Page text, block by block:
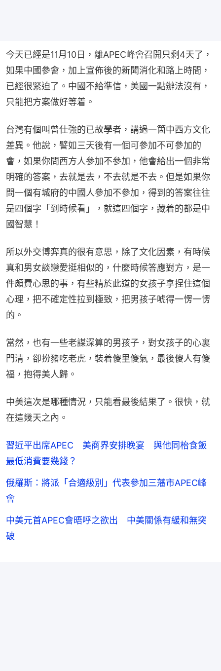
今天已經是11月10日，離APEC峰會召開只剩4天了，
如果中國參會，加上宣佈後的新聞消化和路上時間，
已經很緊迫了。中國不給準信，美國一點辦法沒有，
只能把方案做好等着。
台灣有個叫曾仕強的已故學者，講過一箇中西方文化
差異。他說，譬如三天後有一個可參加不可參加的
會，如果你問西方人參加不參加，他會給出一個非常
明確的答案，去就是去，不去就是不去。但是如果你
問一個有城府的中國人參加不參加，得到的答案往往
是四個字「到時候看」，就這四個字，藏着的都是中
國智慧！
所以外交博弈真的很有意思，除了文化因素，有時候
真和男女談戀愛挺相似的，什麼時候答應對方，是一
件頗費心思的事，有些精於此道的女孩子拿捏住這個
心理，把不確定性拉到極致，把男孩子唬得一愣一愣
的。
當然，也有一些老謀深算的男孩子，對女孩子的心裏
門清，卻扮豬吃老虎，裝着傻里傻氣，最後傻人有傻
福，抱得美人歸。
中美這次是哪種情況，只能看最後結果了。很快，就
在這幾天之內。
習近平出席APEC 美商界安排晚宴 與他同枱食飯
最低消費要幾錢？
俄羅斯：將派「合適級別」代表參加三藩市APEC峰
會
中美元首APEC會晤呼之欲出 中美關係有緩和無突
破